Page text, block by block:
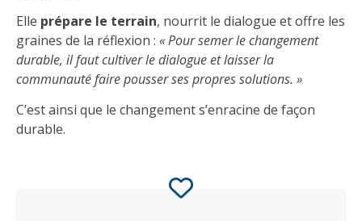
Elle prépare le terrain, nourrit le dialogue et offre les
graines de la réflexion : « Pour semer le changement
durable, il faut cultiver le dialogue et laisser la
communauté faire pousser ses propres solutions. »
C’est ainsi que le changement s’enracine de façon
durable.